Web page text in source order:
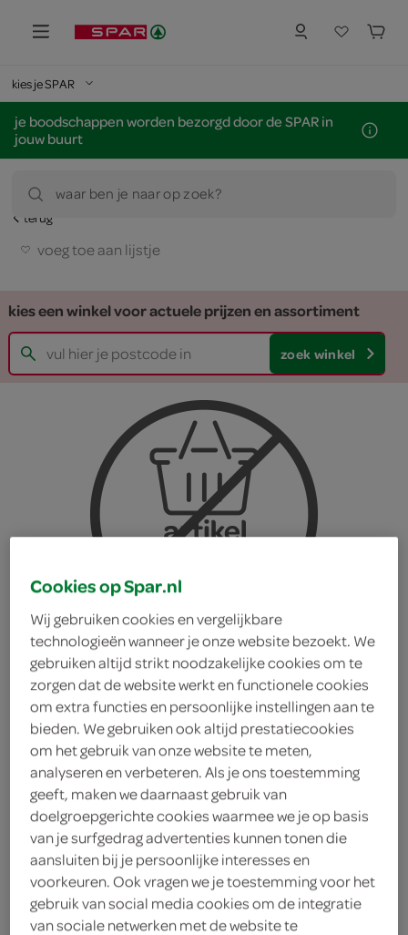
kies je SPAR
je boodschappen worden bezorgd door de SPAR in
jouw buurt
waar ben je naar op zoek?
terug
voeg toe aan lijstje
kies een winkel voor actuele prijzen en assortiment
zoek winkel
Johma garnalen salade
Johma
175 Gram
Let op: aanbiedingen zijn niet zichtbaar bij de
producten, maar worden wél automatisch
Cookies op Spar.nl
Wij gebruiken cookies en vergelijkbare
technologieën wanneer je onze website bezoekt. We
gebruiken altijd strikt noodzakelijke cookies om te
zorgen dat de website werkt en functionele cookies
om extra functies en persoonlijke instellingen aan te
bieden. We gebruiken ook altijd prestatiecookies
om het gebruik van onze website te meten,
analyseren en verbeteren. Als je ons toestemming
geeft, maken we daarnaast gebruik van
doelgroepgerichte cookies waarmee we je op basis
van je surfgedrag advertenties kunnen tonen die
aansluiten bij je persoonlijke interesses en
voorkeuren. Ook vragen we je toestemming voor het
gebruik van social media cookies om de integratie
van sociale netwerken met de website te